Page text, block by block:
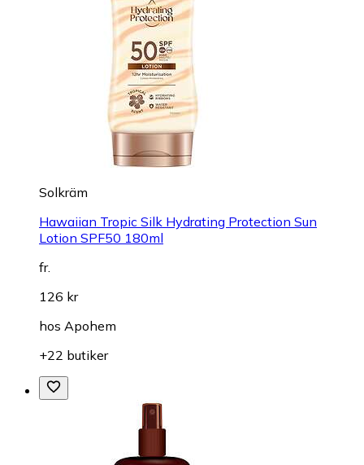
Solkräm
Hawaiian Tropic Silk Hydrating Protection Sun
Lotion SPF50 180ml
fr.
126 kr
hos Apohem
+22 butiker